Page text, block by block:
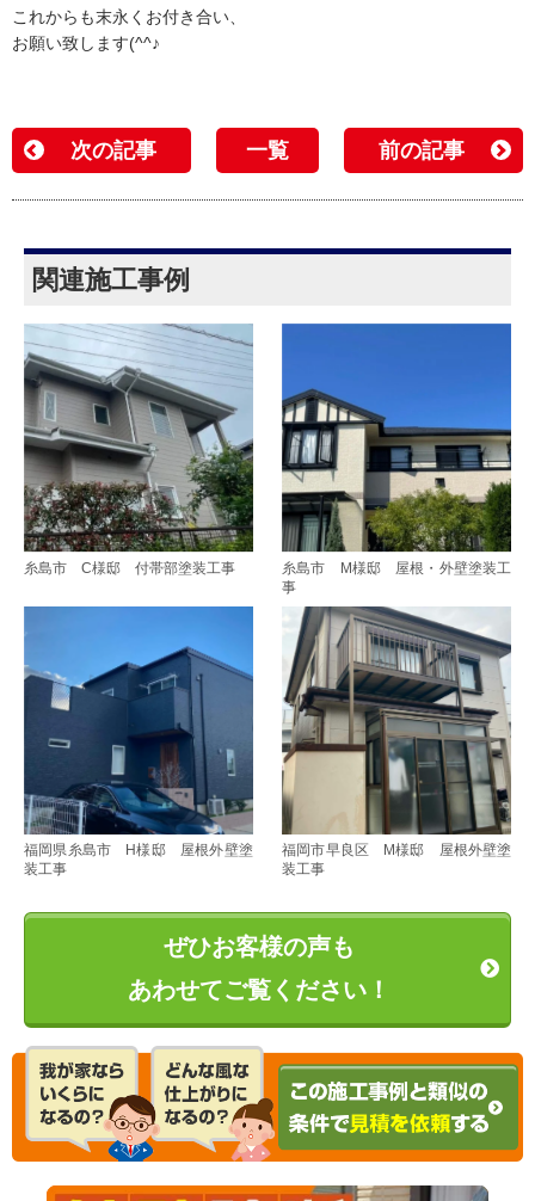
これからも末永くお付き合い、
お願い致します(^^♪
次の記事 一覧 前の記事
関連施工事例
糸島市 C様邸 付帯部塗装工事
糸島市 M様邸 屋根・外壁塗装工
事
福岡県糸島市 H様邸 屋根外壁塗
装工事
福岡市早良区 M様邸 屋根外壁塗
装工事
ぜひお客様の声も
あわせてご覧ください！